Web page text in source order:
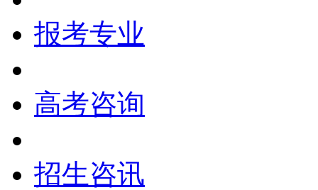
报考专业
高考咨询
招生咨讯